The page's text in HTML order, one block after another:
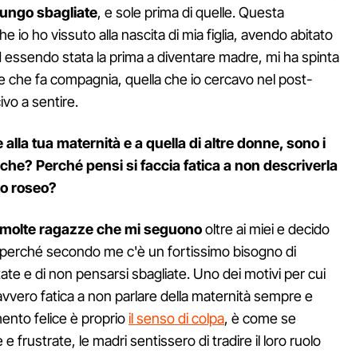
sbagliate, e sole prima di quelle. Questa
io ho vissuto alla nascita di mia figlia, avendo abitato
essendo stata la prima a diventare madre, mi ha spinta
che fa compagnia, quella che io cercavo nel post-
a sentire.
alla tua maternità e a quella di altre donne, sono i
Perché pensi si faccia fatica a non descriverla
roseo?
ragazze che mi seguonooltre ai miei e decido
secondo me c'è un fortissimo bisogno di
e di non pensarsi sbagliate. Uno dei motivi per cui
fatica a non parlare della maternità sempre e
felice è proprioil senso di colpa, è come se
e frustrate, le madri sentissero di tradire il loro ruolo